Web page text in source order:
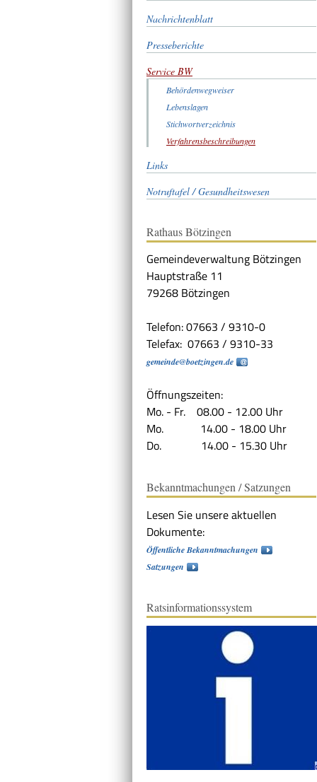
Nachrichtenblatt
Presseberichte
Service BW
Behördenwegweiser
Lebenslagen
Stichwortverzeichnis
Verfahrensbeschreibungen
Links
Notruftafel / Gesundheitswesen
Rathaus Bötzingen
Gemeindeverwaltung Bötzingen
Hauptstraße 11
79268 Bötzingen
Telefon: 07663 / 9310-0
Telefax: 07663 / 9310-33
gemeinde@boetzingen.de
Öffnungszeiten:
Mo. - Fr. 08.00 - 12.00 Uhr
Mo. 14.00 - 18.00 Uhr
Do. 14.00 - 15.30 Uhr
Bekanntmachungen / Satzungen
Lesen Sie unsere aktuellen
Dokumente:
Öffentliche Bekanntmachungen
Satzungen
Ratsinformationssystem